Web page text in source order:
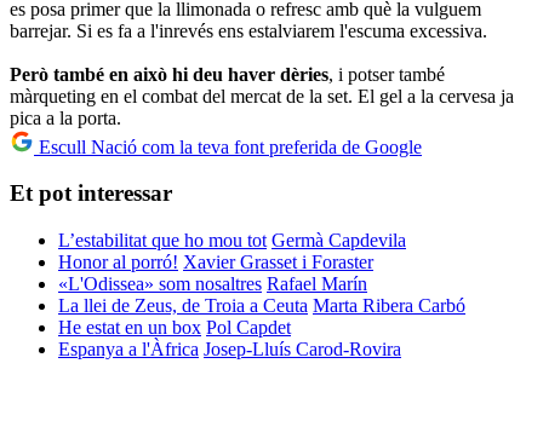
es posa primer que la llimonada o refresc amb què la vulguem
barrejar. Si es fa a l'inrevés ens estalviarem l'escuma excessiva.
Però també en això hi deu haver dèries, i potser també
màrqueting en el combat del mercat de la set. El gel a la cervesa ja
pica a la porta.
Escull Nació com la teva font preferida de Google
Et pot interessar
L’estabilitat que ho mou tot Germà Capdevila
Honor al porró! Xavier Grasset i Foraster
«L'Odissea» som nosaltres Rafael Marín
La llei de Zeus, de Troia a Ceuta Marta Ribera Carbó
He estat en un box Pol Capdet
Espanya a l'Àfrica Josep-Lluís Carod-Rovira